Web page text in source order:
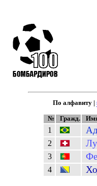
По алфавиту |
№ Гражд.
1
2
3
4